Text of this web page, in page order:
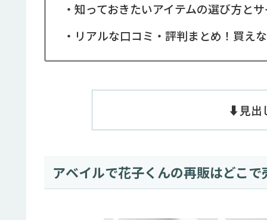
・知っておきたいアイテムの選び方と
・リアルな口コミ・評判まとめ！買え
⬇️見出
アベイルで花子くんの再販はどこ